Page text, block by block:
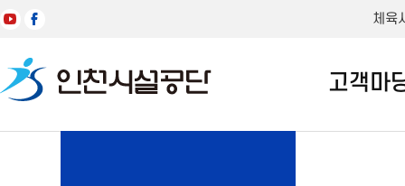
체육
고객마